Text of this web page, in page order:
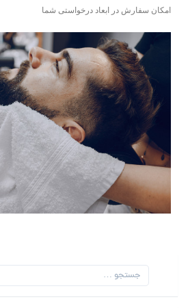
امکان سفارش در ابعاد درخواستی شما